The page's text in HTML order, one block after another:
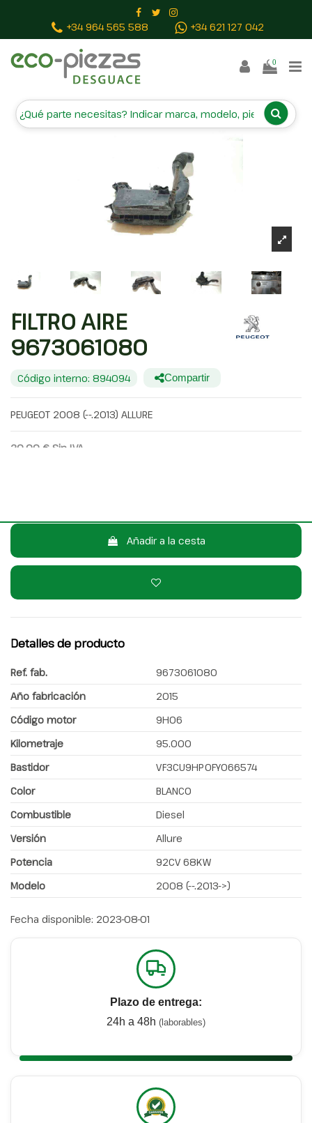
+34 964 565 588 +34 621 127 042
0
FILTRO AIRE 9673061080
FILTRO AIRE
9673061080
Código interno: 894094 Compartir
PEUGEOT 2008 (--.2013) ALLURE
20,00 € Sin IVA
Añadir a la cesta
Detalles de producto
Ref. fab.
9673061080
Año fabricación
2015
Código motor
9H06
Kilometraje
95.000
Bastidor
VF3CU9HP0FY066574
Color
BLANCO
Combustible
Diesel
Versión
Allure
Potencia
92CV 68KW
Modelo
2008 (--.2013->)
Fecha disponible: 2023-08-01
Plazo de entrega:
24h a 48h (laborables)